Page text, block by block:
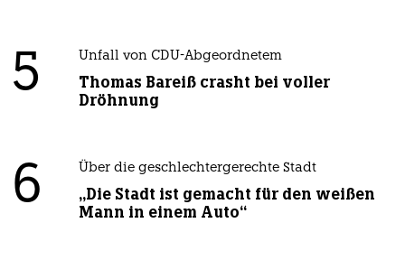
5 Unfall von CDU-Abgeordnetem
Thomas Bareiß crasht bei voller
Dröhnung
6 Über die geschlechtergerechte Stadt
„Die Stadt ist gemacht für den weißen
Mann in einem Auto“